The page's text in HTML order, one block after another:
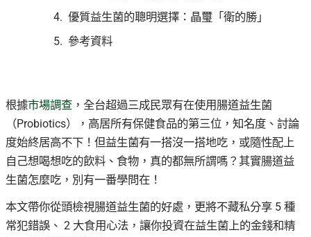
優質益生菌的聰明選擇：晶璽「衛的勝」
參考資料
根據市場調查 ，全台超過三成民眾有在使用腸道益生菌
（Probiotics），高居所有保健食品的第三位，知名度、討論
度始終居高不下！但益生菌有一搭沒一搭地吃，或隨性配上
自己想喝想吃的飲料、食物，真的都無所謂嗎？其實腸道益
生菌怎麼吃，別有一番學問在！
本文帶你從頭檢視腸道益生菌的好處，更將不藏私分享 5 種
常犯錯誤、 2 大食用心法，讓你投資在益生菌上的金錢和精